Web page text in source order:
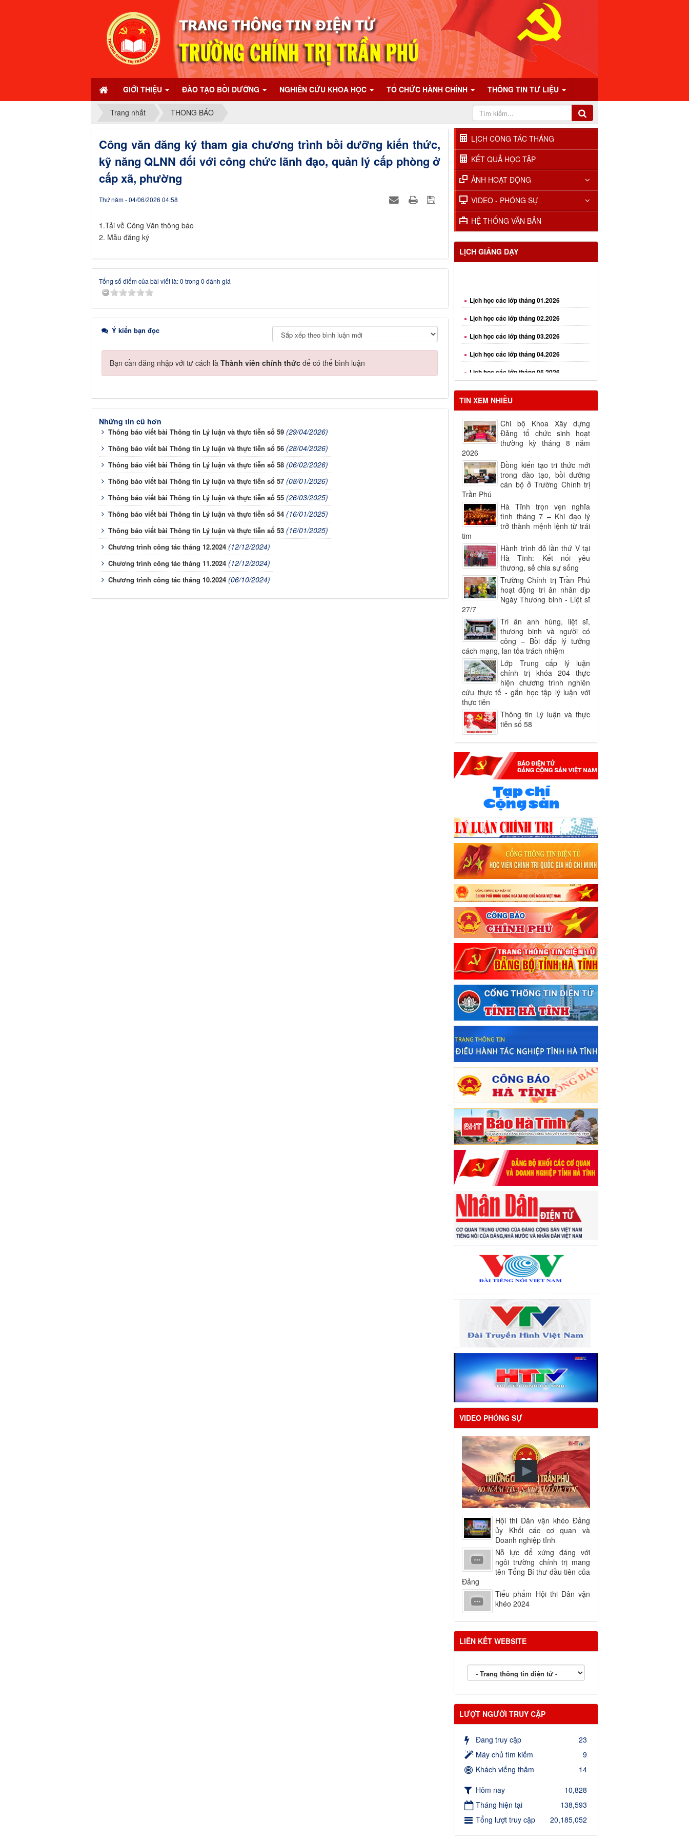
GIỚI THIỆU ĐÀO TẠO BỒI DƯỠNG NGHIÊN CỨU KHOA HỌC TỔ CHỨC HÀNH CHÍNH THÔNG TIN TƯ LIỆU
Trang nhất THÔNG BÁO
Công văn đăng ký tham gia chương trình bồi dưỡng kiến thức,
kỹ năng QLNN đối với công chức lãnh đạo, quản lý cấp phòng ở
cấp xã, phường
Thứ năm - 04/06/2026 04:58
1.Tải về Công Văn thông báo
2. Mẫu đăng ký
Tổng số điểm của bài viết là: 0 trong 0 đánh giá
Ý kiến bạn đọc
Bạn cần đăng nhập với tư cách là Thành viên chính thức để có thể bình luận
Những tin cũ hơn
Thông báo viết bài Thông tin Lý luận và thực tiễn số 59 (29/04/2026)
Thông báo viết bài Thông tin Lý luận và thực tiễn số 56 (28/04/2026)
Thông báo viết bài Thông tin Lý luận và thực tiễn số 58 (06/02/2026)
Thông báo viết bài Thông tin Lý luận và thực tiễn số 57 (08/01/2026)
Thông báo viết bài Thông tin Lý luận và thực tiễn số 55 (26/03/2025)
Thông báo viết bài Thông tin Lý luận và thực tiễn số 54 (16/01/2025)
Thông báo viết bài Thông tin Lý luận và thực tiễn số 53 (16/01/2025)
Chương trình công tác tháng 12.2024 (12/12/2024)
Chương trình công tác tháng 11.2024 (12/12/2024)
Chương trình công tác tháng 10.2024 (06/10/2024)
LỊCH CÔNG TÁC THÁNG
KẾT QUẢ HỌC TẬP
ẢNH HOẠT ĐỘNG
VIDEO - PHÓNG SỰ
HỆ THỐNG VĂN BẢN
LỊCH GIẢNG DẠY
Lịch học các lớp tháng 02.2026
Lịch học các lớp tháng 03.2026
Lịch học các lớp tháng 04.2026
Lịch học các lớp tháng 05.2026
TIN XEM NHIỀU
Chi bộ Khoa Xây dựng
Đảng tổ chức sinh hoạt
thường kỳ tháng 8 năm
2026
Đồng kiến tạo tri thức mới
trong đào tạo, bồi dưỡng
cán bộ ở Trường Chính trị
Trần Phú
Hà Tĩnh trọn vẹn nghĩa
tình tháng 7 – Khi đạo lý
trở thành mệnh lệnh từ trái
tim
Hành trình đỏ lần thứ V tại
Hà Tĩnh: Kết nối yêu
thương, sẻ chia sự sống
Trường Chính trị Trần Phú
hoạt động tri ân nhân dịp
Ngày Thương binh - Liệt sĩ
27/7
Tri ân anh hùng, liệt sĩ,
thương binh và người có
công – Bồi đắp lý tưởng
cách mạng, lan tỏa trách nhiệm
Lớp Trung cấp lý luận
chính trị khóa 204 thực
hiện chương trình nghiên
cứu thực tế - gắn học tập lý luận với
thực tiễn
Thông tin Lý luận và thực
tiễn số 58
VIDEO PHÓNG SỰ
Hội thi Dân vận khéo Đảng
ủy Khối các cơ quan và
Doanh nghiệp tỉnh
Nỗ lực để xứng đáng với
ngôi trường chính trị mang
tên Tổng Bí thư đầu tiên của
Đảng
Tiểu phẩm Hội thi Dân vận
khéo 2024
LIÊN KẾT WEBSITE
LƯỢT NGƯỜI TRUY CẬP
Đang truy cập
23
Máy chủ tìm kiếm
9
Khách viếng thăm
14
Hôm nay
10,828
Tháng hiện tại
138,593
Tổng lượt truy cập
20,185,052